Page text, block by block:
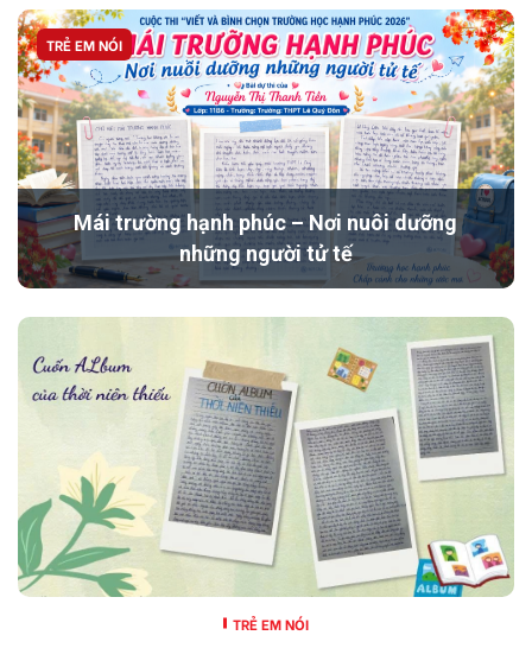
TRẺ EM NÓI
Mái trường hạnh phúc – Nơi nuôi dưỡng
những người tử tế
TRẺ EM NÓI